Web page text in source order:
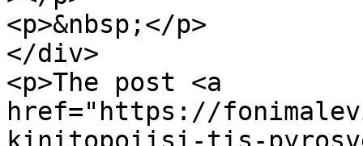
<p>&nbsp;</p>
</div>
<p>The post <a
href="https://